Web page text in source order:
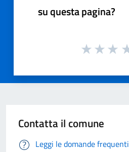
su questa pagina?
Contatta il comune
Leggi le domande frequenti